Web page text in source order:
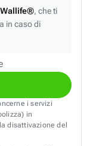
Wallife®, che ti
in caso di
i servizi
in
disattivazione del